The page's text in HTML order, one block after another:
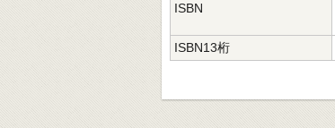
ISBN
ISBN13桁